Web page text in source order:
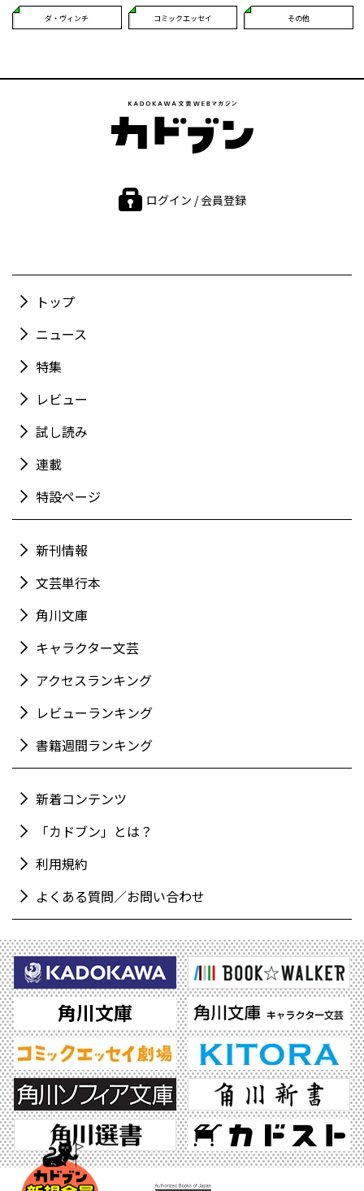
ダ・ヴィンチ コミックエッセイ その他
ログイン / 会員登録
トップ
ニュース
特集
レビュー
試し読み
連載
特設ページ
新刊情報
文芸単行本
角川文庫
キャラクター文芸
アクセスランキング
レビューランキング
書籍週間ランキング
新着コンテンツ
「カドブン」とは？
利用規約
よくある質問／お問い合わせ